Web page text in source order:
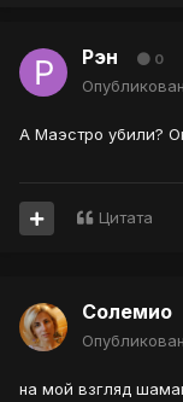
Рэн 0
А Маэстро убили?
Цитата
Солемио
на мой взгляд